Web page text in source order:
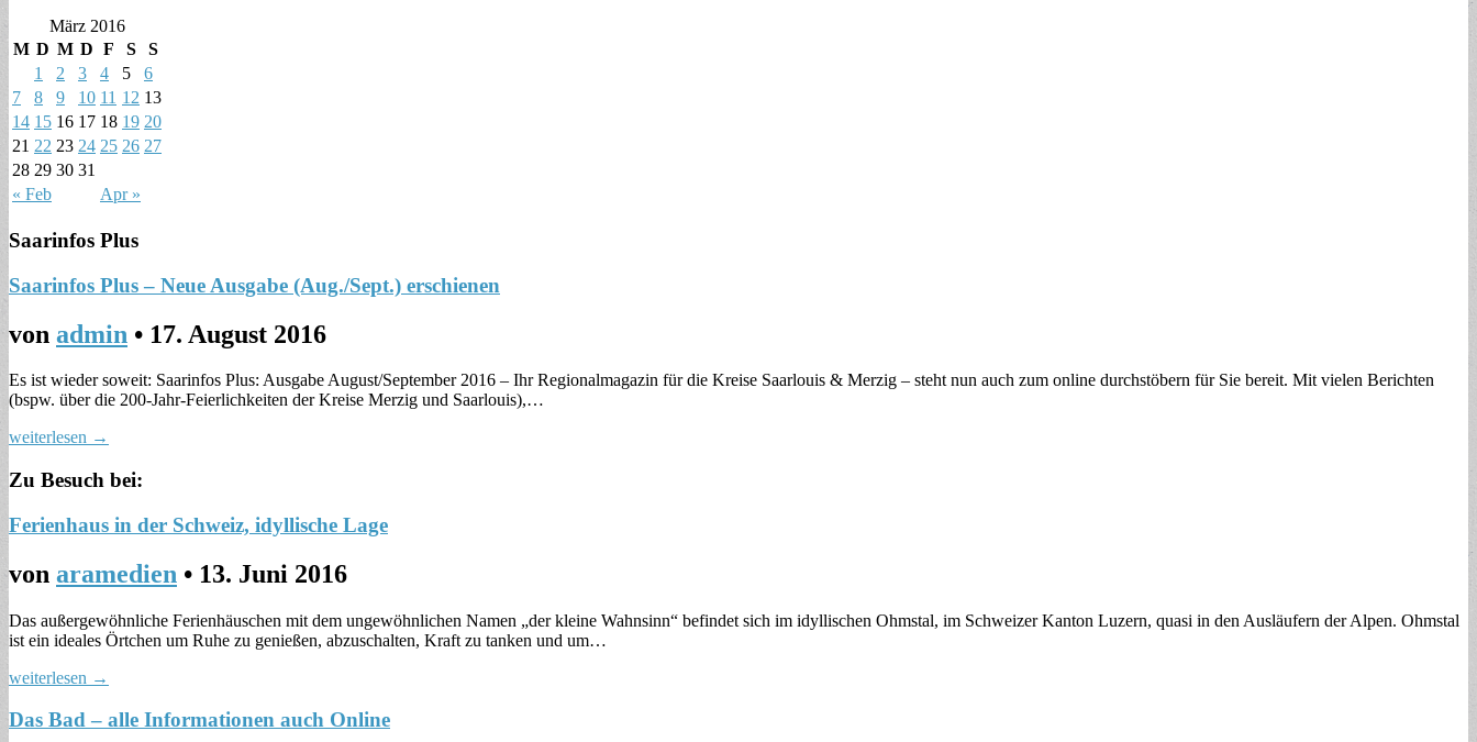
März 2016
M D M D F S S
« Feb Apr »
1 2 3 4 5
6
7
8 9 10 11 12 13
14 15 16 17 18 19 20
21 22 23 24 25 26 27
28 29 30 31
Saarinfos Plus
Saarinfos Plus – Neue Ausgabe (Aug./Sept.) erschienen
von admin • 17. August 2016
Es ist wieder soweit: Saarinfos Plus: Ausgabe August/September 2016 – Ihr Regionalmagazin für die Kreise Saarlouis & Merzig – steht nun auch zum online durchstöbern für Sie bereit. Mit vielen Berichten
(bspw. über die 200-Jahr-Feierlichkeiten der Kreise Merzig und Saarlouis),…
weiterlesen →
Zu Besuch bei:
Ferienhaus in der Schweiz, idyllische Lage
von aramedien • 13. Juni 2016
Das außergewöhnliche Ferienhäuschen mit dem ungewöhnlichen Namen „der kleine Wahnsinn“ befindet sich im idyllischen Ohmstal, im Schweizer Kanton Luzern, quasi in den Ausläufern der Alpen. Ohmstal
ist ein ideales Örtchen um Ruhe zu genießen, abzuschalten, Kraft zu tanken und um…
weiterlesen →
Das Bad – alle Informationen auch Online